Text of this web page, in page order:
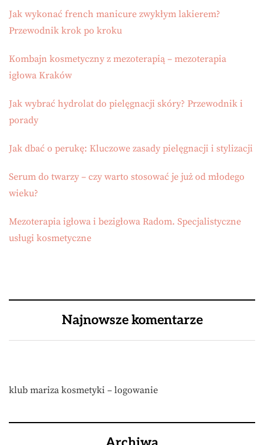
Jak wykonać french manicure zwykłym lakierem?
Przewodnik krok po kroku
Kombajn kosmetyczny z mezoterapią – mezoterapia
igłowa Kraków
Jak wybrać hydrolat do pielęgnacji skóry? Przewodnik i
porady
Jak dbać o perukę: Kluczowe zasady pielęgnacji i stylizacji
Serum do twarzy – czy warto stosować je już od młodego
wieku?
Mezoterapia igłowa i bezigłowa Radom. Specjalistyczne
usługi kosmetyczne
Najnowsze komentarze
klub mariza kosmetyki – logowanie